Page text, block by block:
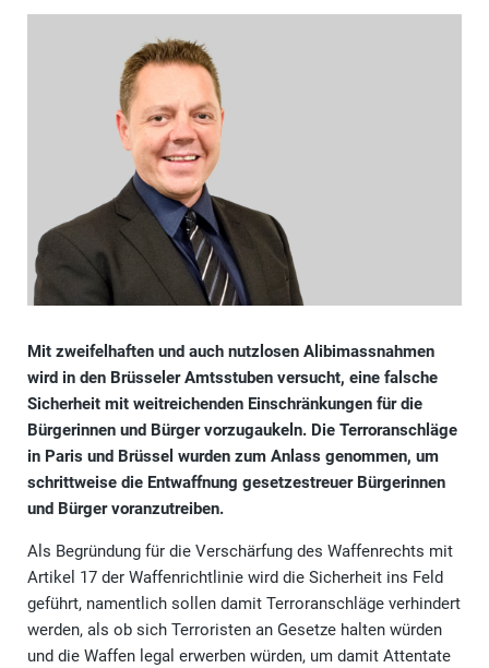
Mit zweifelhaften und auch nutzlosen Alibimassnahmen
wird in den Brüsseler Amtsstuben versucht, eine falsche
Sicherheit mit weitreichenden Einschränkungen für die
Bürgerinnen und Bürger vorzugaukeln. Die Terroranschläge
in Paris und Brüssel wurden zum Anlass genommen, um
schrittweise die Entwaffnung gesetzestreuer Bürgerinnen
und Bürger voranzutreiben.
Als Begründung für die Verschärfung des Waffenrechts mit
Artikel 17 der Waffenrichtlinie wird die Sicherheit ins Feld
geführt, namentlich sollen damit Terroranschläge verhindert
werden, als ob sich Terroristen an Gesetze halten würden
und die Waffen legal erwerben würden, um damit Attentate